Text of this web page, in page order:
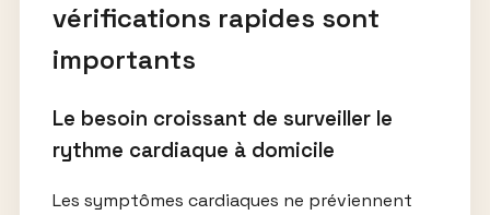
vérifications rapides sont
importants
Le besoin croissant de surveiller le
rythme cardiaque à domicile
Les symptômes cardiaques ne préviennent